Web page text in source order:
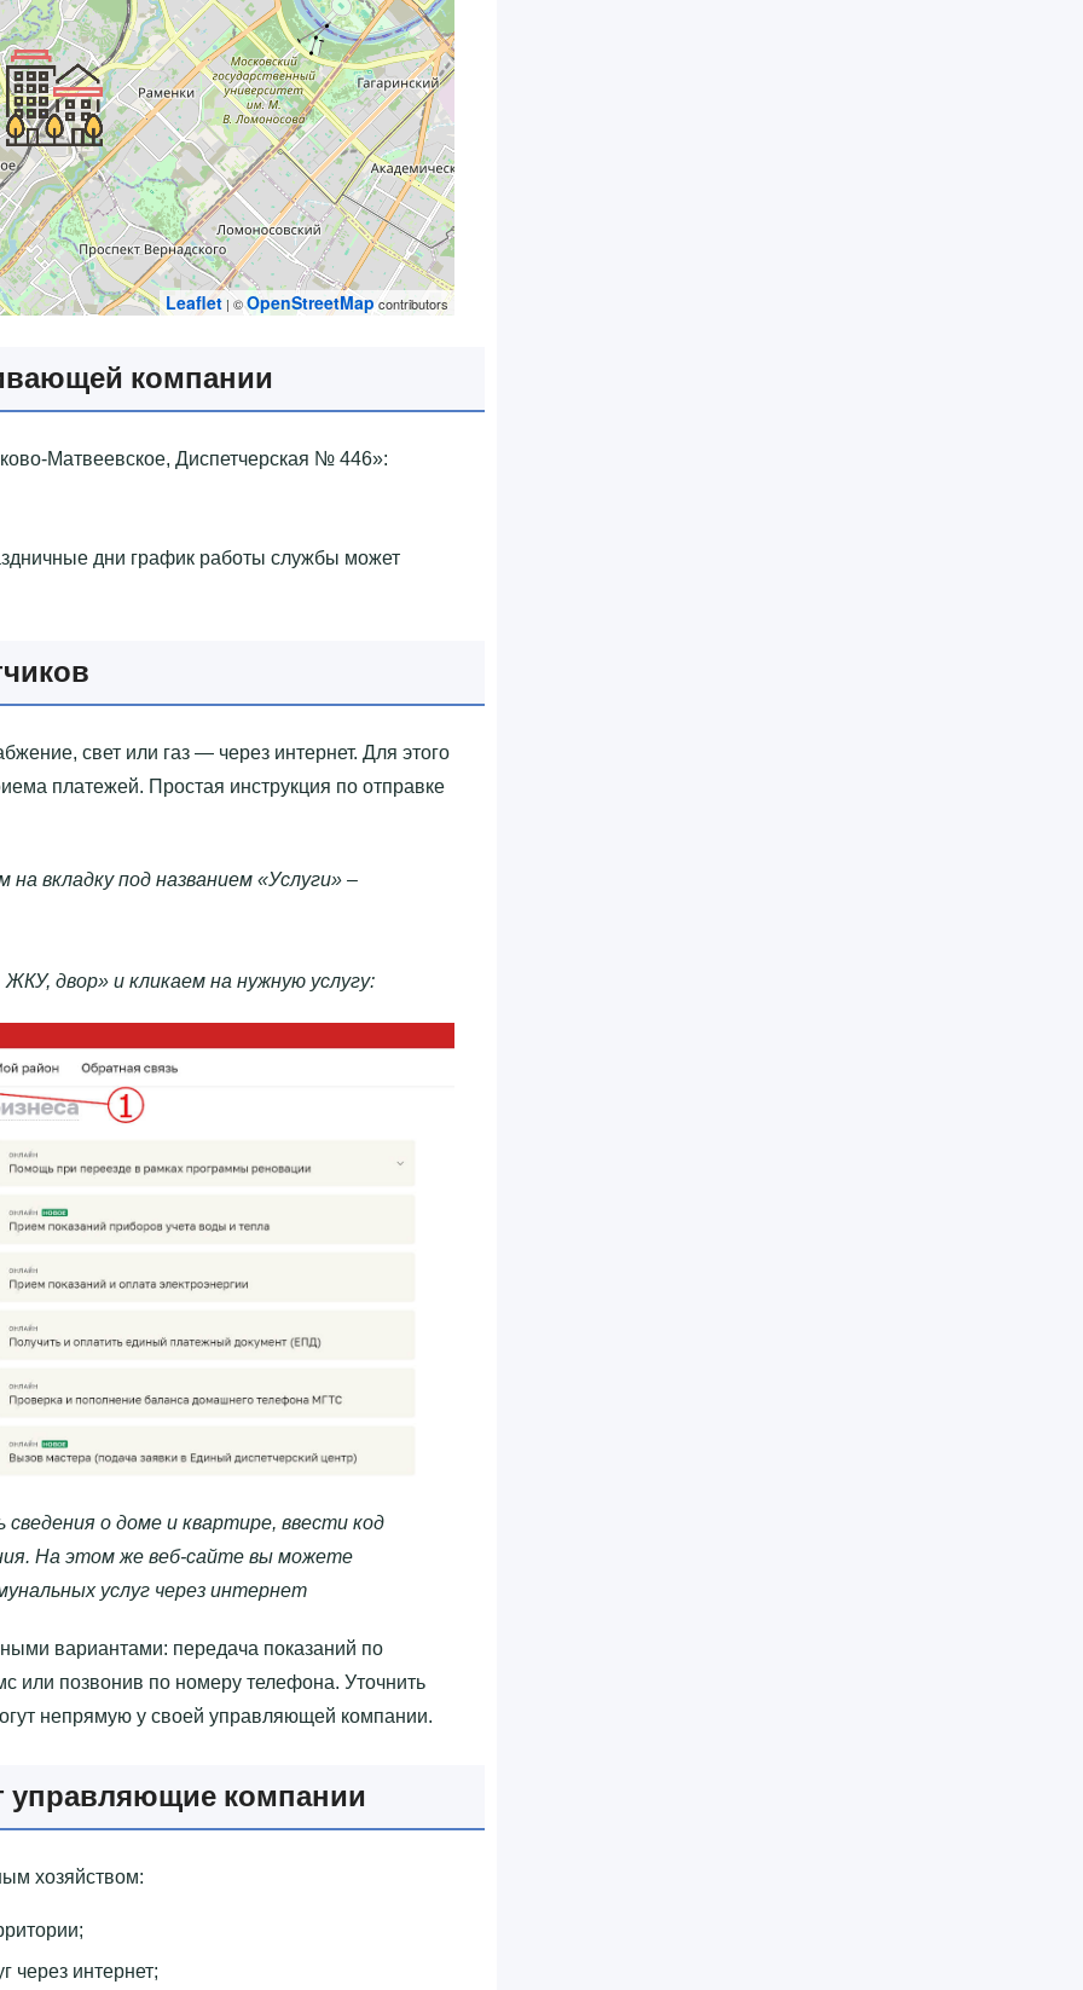
Leaflet| ©OpenStreetMap contributors
компании
Матвеевское, Диспетчерская № 446»‎:
дни график работы службы может
свет или газ — через интернет. Для этого
платежей. Простая инструкция по отправке
на вкладку под названием «Услуги» –
двор» и кликаем на нужную услугу:
о доме и квартире, ввести код
На этом же веб-сайте вы можете
услуг через интернет
вариантами: передача показаний по
или позвонив по номеру телефона. Уточнить
непрямую у своей управляющей компании.
управляющие компании
хозяйством:
через интернет;